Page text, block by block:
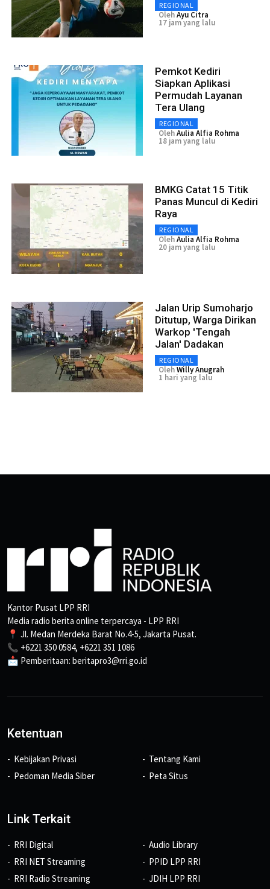
REGIONAL
OlehAyu Citra
17 jam yang lalu
Pemkot Kediri
Siapkan Aplikasi
Permudah Layanan
Tera Ulang
REGIONAL
OlehAulia Alfia Rohma
18 jam yang lalu
BMKG Catat 15 Titik
Panas Muncul di Kediri
Raya
REGIONAL
OlehAulia Alfia Rohma
20 jam yang lalu
Jalan Urip Sumoharjo
Ditutup, Warga Dirikan
Warkop 'Tengah
Jalan' Dadakan
REGIONAL
OlehWilly Anugrah
1 hari yang lalu
Kantor Pusat LPP RRI
Media radio berita online terpercaya - LPP RRI
📍 Jl. Medan Merdeka Barat No.4-5, Jakarta Pusat.
📞 +6221 350 0584, +6221 351 1086
📩 Pemberitaan: beritapro3@rri.go.id
Ketentuan
Kebijakan Privasi
Pedoman Media Siber
Tentang Kami
Peta Situs
Link Terkait
RRI Digital
RRI NET Streaming
RRI Radio Streaming
Audio Library
PPID LPP RRI
JDIH LPP RRI